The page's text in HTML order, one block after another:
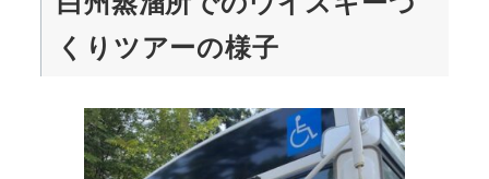
くりツアーの様子